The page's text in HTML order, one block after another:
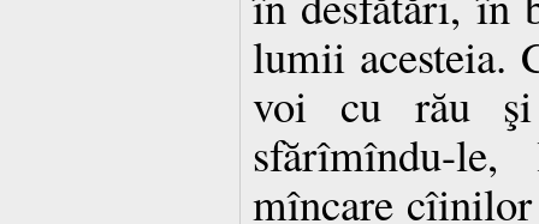
lumii acesteia.
voi cu rău şi
sfărîmîndu-
mîncare